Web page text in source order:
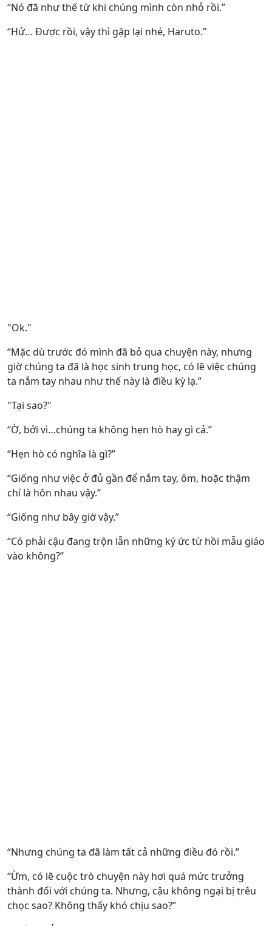
“Nó đã như thế từ khi chúng mình còn nhỏ rồi.”
“Hử… Được rồi, vậy thì gặp lại nhé, Haruto.”
"Ok."
“Mặc dù trước đó mình đã bỏ qua chuyện này, nhưng
giờ chúng ta đã là học sinh trung học, có lẽ việc chúng
ta nắm tay nhau như thế này là điều kỳ lạ.”
"Tại sao?"
“Ờ, bởi vì…chúng ta không hẹn hò hay gì cả.”
“Hẹn hò có nghĩa là gì?”
“Giống như việc ở đủ gần để nắm tay, ôm, hoặc thậm
chí là hôn nhau vậy.”
“Giống như bây giờ vậy.”
“Có phải cậu đang trộn lẫn những ký ức từ hồi mẫu giáo
vào không?”
“Nhưng chúng ta đã làm tất cả những điều đó rồi.”
“Ừm, có lẽ cuộc trò chuyện này hơi quá mức trưởng
thành đối với chúng ta. Nhưng, cậu không ngại bị trêu
chọc sao? Không thấy khó chịu sao?”